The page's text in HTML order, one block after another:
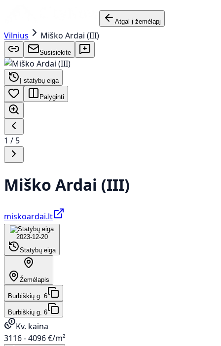
Atgal į žemėlapį
Vilnius Miško Ardai (III)
Susisiekite
Į statybų eigą
Palyginti
1 / 5
Miško Ardai (III)
miskoardai.lt
2023-12-20
Statybų eiga
Žemėlapis
Burbiškių g. 6
Burbiškių g. 6
Kv. kaina
3116 - 4096 €/m²